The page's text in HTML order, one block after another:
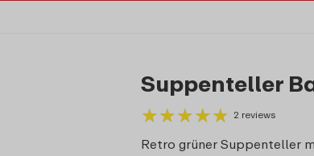
Suppenteller
★★★★★
★★★★★ 2 reviews
Retro grüner Suppenteller